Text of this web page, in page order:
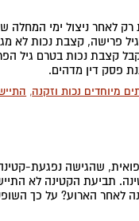
רק לאחר ניצול ימי
פרישה, קצבת נכות לא
קצבת נכות בטרם גיל
פסק דין מדהים.
מיוחדים נכות וזקנה,
שהגישה נפגעת-
תביעת הקטינה לא
עשרים שנה לאחר הארוע? על